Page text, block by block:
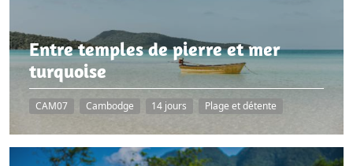
Entre temples de pierre et mer
turquoise
CAM07 Cambodge 14 jours Plage et détente